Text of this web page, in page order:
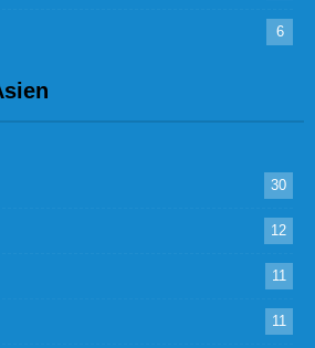
6
30
12
11
11